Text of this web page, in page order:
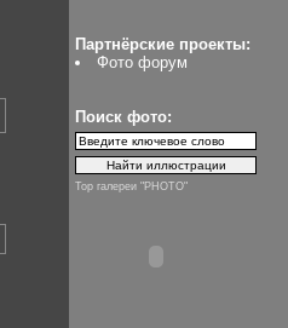
Партнёрские проекты:
Фото форум
Поиск фото:
Top галереи "PHOTO"